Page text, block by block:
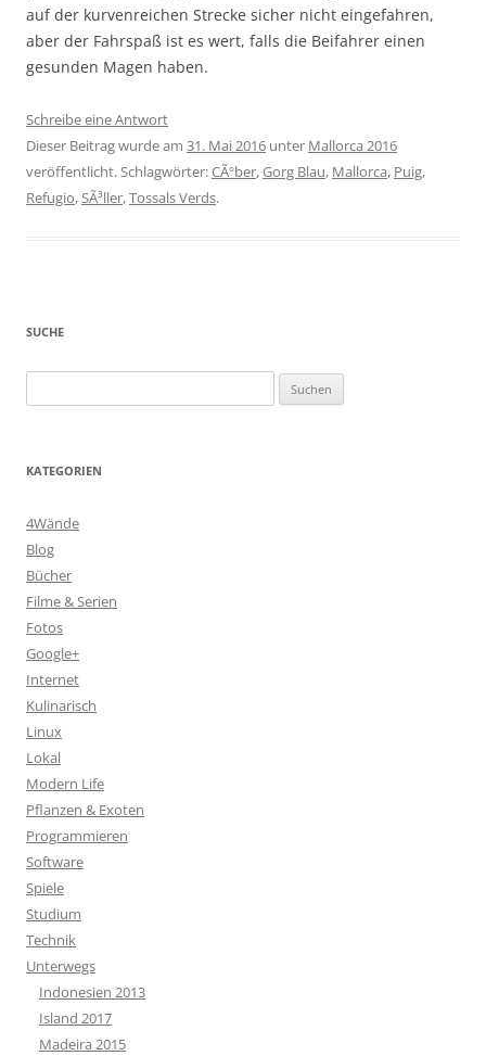
auf der kurvenreichen Strecke sicher nicht eingefahren,
aber der Fahrspaß ist es wert, falls die Beifahrer einen
gesunden Magen haben.
Schreibe eine Antwort
Dieser Beitrag wurde am 31. Mai 2016 unter Mallorca 2016
veröffentlicht. Schlagwörter:CÃºber,Gorg Blau, Mallorca, Puig,
Refugio,SÃ³ller,Tossals Verds.
SUCHE
nach:
KATEGORIEN
4Wände
Blog
Bücher
Filme & Serien
Fotos
Google+
Internet
Kulinarisch
Linux
Lokal
Modern Life
Pflanzen & Exoten
Programmieren
Software
Spiele
Studium
Technik
Unterwegs
Indonesien 2013
Island 2017
Madeira 2015